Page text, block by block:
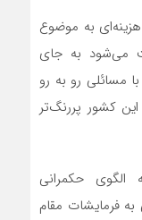
به موضوع
می‌شود به جای
مسائلی رو به رو
کشور پررنگ‌تر
حکمرانی
به فرمایشات مقام